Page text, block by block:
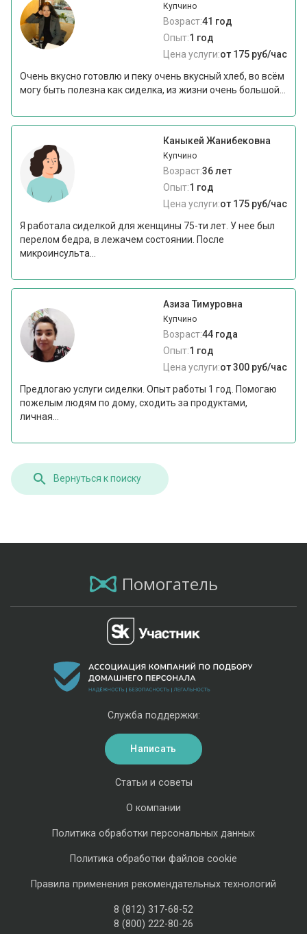
Купчино
Возраст:41 год
Опыт:1 год
Цена услуги:от 175 руб/час
Очень вкусно готовлю и пеку очень вкусный хлеб, во всём
могу быть полезна как сиделка, из жизни очень большой...
Каныкей Жанибековна
Купчино
Возраст:36 лет
Опыт:1 год
Цена услуги:от 175 руб/час
Я работала сиделкой для женщины 75-ти лет. У нее был
перелом бедра, в лежачем состоянии. После
микроинсульта...
Азиза Тимуровна
Купчино
Возраст:44 года
Опыт:1 год
Цена услуги:от 300 руб/час
Предлогаю услуги сиделки. Опыт работы 1 год. Помогаю
пожелым людям по дому, сходить за продуктами,
личная...
Вернуться к поиску
Помогатель
Статьи и советы
О компании
Политика обработки персональных данных
Политика обработки файлов cookie
Правила применения рекомендательных технологий
8 (812) 317-68-52
8 (800) 222-80-26
Служба поддержки:
Написать